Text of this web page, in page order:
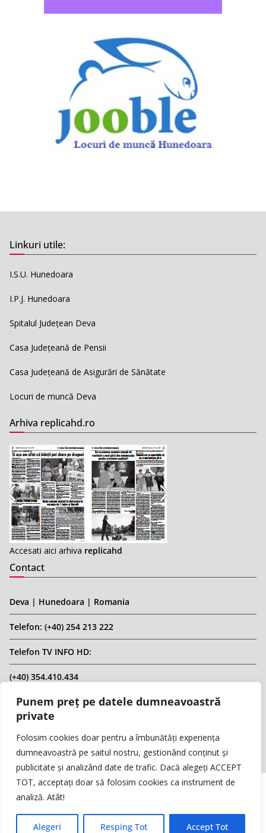
Punem preț pe datele dumneavoastră
private
Folosim cookies doar pentru a îmbunătăți experiența
dumneavoastră pe saitul nostru, gestionând conținut și
publicitate și analizând date de trafic. Dacă alegeți ACCEPT
TOT, acceptați doar să folosim cookies ca instrument de
analiză. Atât!
Alegeri Resping Tot Accept Tot
Linkuri utile:
I.S.U. Hunedoara
I.P.J. Hunedoara
Spitalul Județean Deva
Casa Județeană de Pensii
Casa Județeană de Asigurări de Sănătate
Locuri de muncă Deva
Arhiva replicahd.ro
Accesati aici arhiva replicahd
Contact
Deva | Hunedoara | Romania
Telefon: (+40) 254 213 222
Telefon TV INFO HD:
(+40) 354.410.434
Email: infohd20@gmail.com
Website: www.replicahd.ro